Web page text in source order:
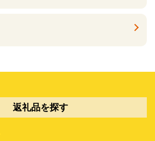
返礼品を探す